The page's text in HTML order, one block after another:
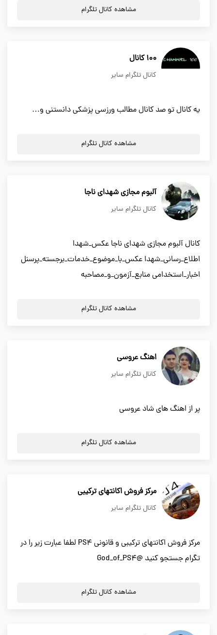
مشاهده کانال تلگرام
100 کانال
کانال تلگرام سایر
یه کانال تو صد کانال مطالب ورزسی پزشکی دانستنی و…
مشاهده کانال تلگرام
آلبوم مجازی شهدای ناجا
کانال تلگرام سایر
کانال آلبوم مجازی شهدای ناجا عکس_شهدا
اطلاع_رسانی_شهدا عکس_با_موضوع_خدمات_برجسته_پرسنل
اخبار_استخدامی منابع_آزمون_و_مصاحبه
مشاهده کانال تلگرام
اهنگ عروسي
کانال تلگرام سایر
پر از اهنگ هاي شاد عروسي
مشاهده کانال تلگرام
مرکز فروش اکانتهای ترکیبی
کانال تلگرام سایر
مرکز فروش اکانتهای ترکیبی و قانونی PS4 لطفا عبارت زیر را در
تگرام جستجو کنید @God_of_PS4
مشاهده کانال تلگرام